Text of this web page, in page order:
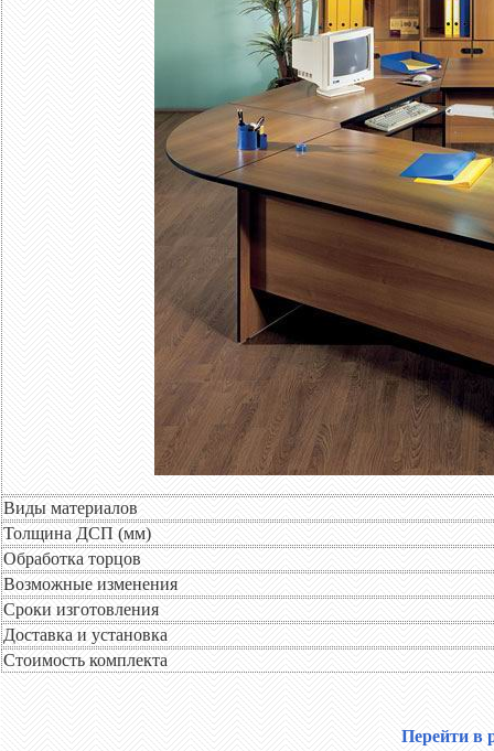
Виды материалов
Толщина ДСП (мм)
Обработка торцов
Возможные изменения
Сроки изготовления
Доставка и установка
Стоимость комплекта
Перейти в